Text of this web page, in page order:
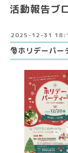
活動報告ブ
2025-12-31
🎅ホリデーパー